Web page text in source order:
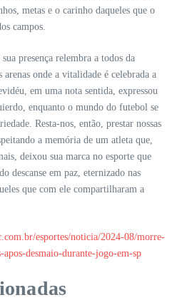
metas e o carinho daqueles que o
campos.
presença relembra a todos da
onde a vitalidade é celebrada a
em uma nota sentida, expressou
enquanto o mundo do futebol se
Resta-nos, então, prestar nossas
a memória de um atleta que,
deixou sua marca no esporte que
descanse em paz, eternizado nas
que com ele compartilharam a
esportes/noticia/2024-08/morre-
desmaio-durante-jogo-em-sp